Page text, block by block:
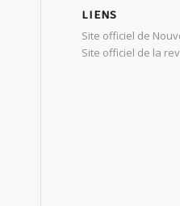
LIENS
Site officiel de
Site officiel de la